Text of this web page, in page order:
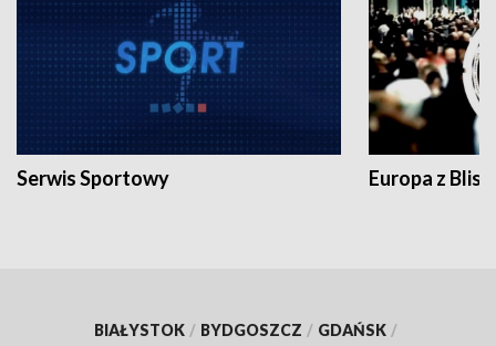
Serwis Sportowy Europa z
BIAŁYSTOK / BYDGOSZCZ / GDAŃSK /